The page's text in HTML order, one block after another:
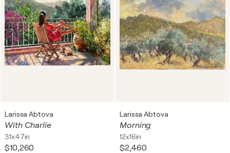
Larissa Abtova
With Charlie
31x47in
$10,260
Larissa Abtova
Morning
12x16in
$2,460